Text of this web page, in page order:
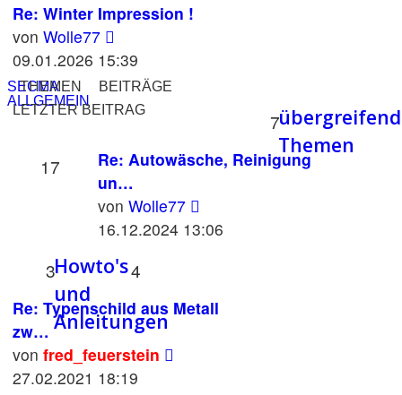
Re: Winter Impression !
von Wolle77
Beitrag
09.01.2026 15:39
SECMA
ALLGEMEIN
THEMEN
BEITRÄGE
LETZTER BEITRAG
Themen
7
17
Re: Autowäsche, Reinigung
un…
von Wolle77
Beitrag
16.12.2024 13:06
Howto's
und
Anleitungen
3 4
Re: Typenschild aus Metall
zw…
von fred_feuerstein
27.02.2021 18:19